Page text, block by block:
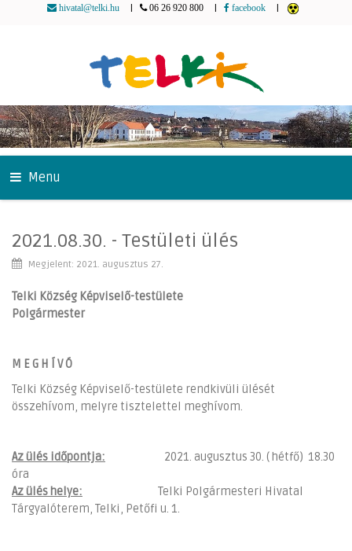
hivatal@telki.hu 06 26 920 800 facebook
Menu
2021.08.30. - Testületi ülés
Megjelent: 2021. augusztus 27.
Telki Község Képviselő-testülete
Polgármester
M E G H Í V Ó
Telki Község Képviselő-testülete rendkivüli ülését
összehívom, melyre tisztelettel meghívom.
Az ülés időpontja: 2021. augusztus 30. ( hétfő) 18.30
óra
Az ülés helye: Telki Polgármesteri Hivatal
Tárgyalóterem, Telki, Petőfi u. 1.